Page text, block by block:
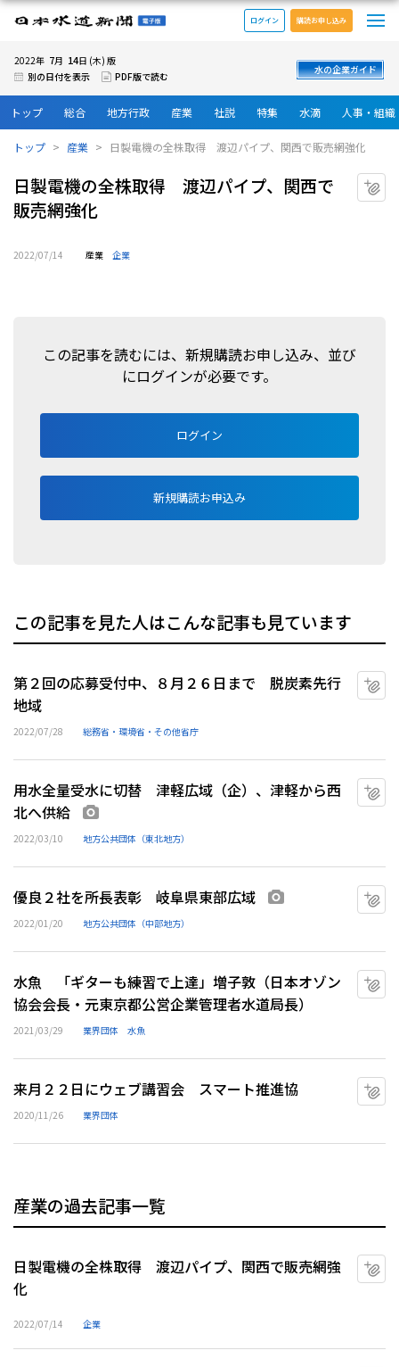
日本水道新聞 電子版
ログイン 購読お申し込み
2022年 7月 14日 (木) 版
別の日付を表示
PDF版で読む
水の企業ガイド
トップ 総合 地方行政 産業 社説 特集 水滴 人事・組織
トップ 産業 日製電機の全株取得 渡辺パイプ、関西で販売網強化
日製電機の全株取得 渡辺パイプ、関西で
販売網強化
2022/07/14 産業 企業
この記事を読むには、新規購読お申し込み、並び
にログインが必要です。
ログイン
新規購読お申込み
この記事を見た人はこんな記事も見ています
第２回の応募受付中、８月２６日まで 脱炭素先行
地域
2022/07/28 総務省・環境省・その他省庁
用水全量受水に切替 津軽広域（企）、津軽から西
北へ供給
2022/03/10 地方公共団体（東北地方）
優良２社を所長表彰 岐阜県東部広域
2022/01/20 地方公共団体（中部地方）
水魚 「ギターも練習で上達」増子敦（日本オゾン
協会会長・元東京都公営企業管理者水道局長）
2021/03/29 業界団体 水魚
来月２２日にウェブ講習会 スマート推進協
2020/11/26 業界団体
産業の過去記事一覧
日製電機の全株取得 渡辺パイプ、関西で販売網強
化
2022/07/14 企業